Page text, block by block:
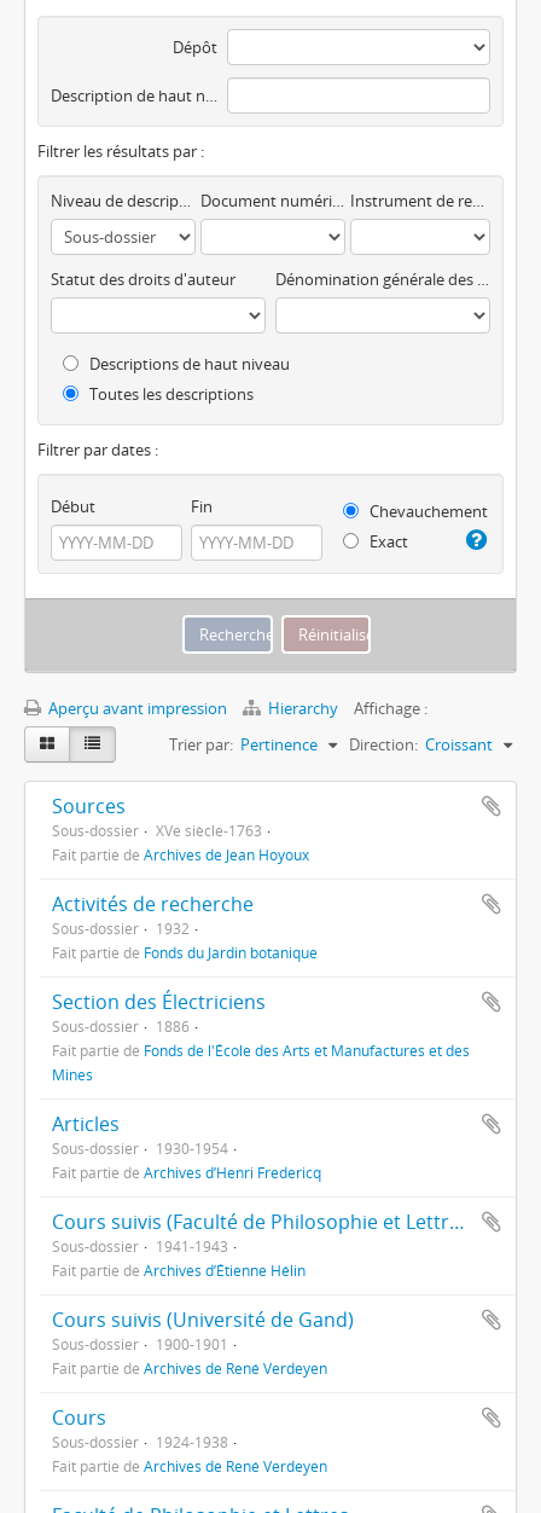
Dépôt
Description de haut niveau
Filtrer les résultats par :
Niveau de description Document numérique disponible Instrument de recherche
Statut des droits d'auteur Dénomination générale des documents
Descriptions de haut niveau
Toutes les descriptions
Filtrer par dates :
Début Fin
Chevauchement
Exact
Aperçu avant impression Hierarchy
Affichage :
Trier par: Pertinence Direction: Croissant
Sources
Sous-dossier
XVe siècle-1763
Fait partie de Archives de Jean Hoyoux
Activités de recherche
Sous-dossier
1932
Fait partie de Fonds du Jardin botanique
Section des Électriciens
Sous-dossier
1886
Fait partie de Fonds de l'École des Arts et Manufactures et des
Mines
Articles
Sous-dossier
1930-1954
Fait partie de Archives d’Henri Fredericq
Cours suivis (Faculté de Philosophie et Lettres)
Sous-dossier
1941-1943
Fait partie de Archives d’Étienne Hélin
Cours suivis (Université de Gand)
Sous-dossier
1900-1901
Fait partie de Archives de René Verdeyen
Cours
Sous-dossier
1924-1938
Fait partie de Archives de René Verdeyen